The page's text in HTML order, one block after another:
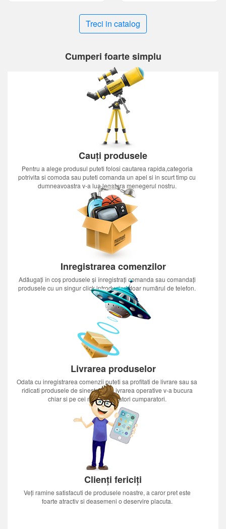
Treci in catalog
Cumperi foarte simplu
Cauți produsele
Pentru a alege produsul puteti folosi cautarea rapida,categoria
potrivita si comoda sau puteti comanda un apel si in scurt timp cu
dumneavoastra v-a lua legatura menegerul nostru.
Inregistrarea comenzilor
Adăugați în coș produsele și înregistrați comanda sau comandați
produsele cu un singur click introducînd doar numărul de telefon.
Livrarea produselor
Odata cu inregistrarea comenzii puteti sa profitati de livrare sau sa
ridicati produsele de sinestatator.Livrarea operative v-a bucura
chiar si pe cei mai nerabdatori cumparatori.
Clienți fericiți
Veți ramine satisfacuti de produsele noastre, a caror pret este
foarte atractiv si deasemeni o deservire placuta.